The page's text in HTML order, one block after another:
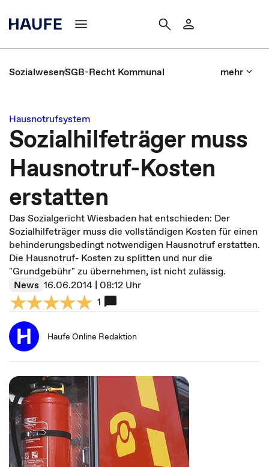
SozialwesenSGB-Recht Kommunal mehr
Hausnotrufsystem
Sozialhilfeträger muss
Hausnotruf-Kosten
erstatten
Das Sozialgericht Wiesbaden hat entschieden: Der
Sozialhilfeträger muss die vollständigen Kosten für einen
behinderungsbedingt notwendigen Hausnotruf erstatten.
Die Hausnotruf- Kosten zu splitten und nur die
"Grundgebühr" zu übernehmen, ist nicht zulässig.
News 16.06.2014 | 08:12 Uhr
1
Haufe Online Redaktion